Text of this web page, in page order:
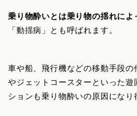
乗り物酔いとは乗り物の揺れに
「動揺病」とも呼ばれます。
車や船、飛行機などの移動手段
やジェットコースターといった遊
ションも乗り物酔いの原因になり